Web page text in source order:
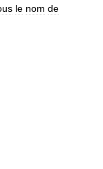
le nom de